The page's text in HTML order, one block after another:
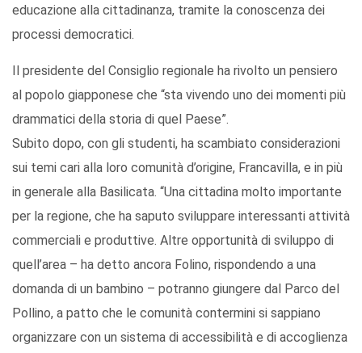
educazione alla cittadinanza, tramite la conoscenza dei
processi democratici.
Il presidente del Consiglio regionale ha rivolto un pensiero
al popolo giapponese che “sta vivendo uno dei momenti più
drammatici della storia di quel Paese”.
Subito dopo, con gli studenti, ha scambiato considerazioni
sui temi cari alla loro comunità d’origine, Francavilla, e in più
in generale alla Basilicata. “Una cittadina molto importante
per la regione, che ha saputo sviluppare interessanti attività
commerciali e produttive. Altre opportunità di sviluppo di
quell’area – ha detto ancora Folino, rispondendo a una
domanda di un bambino – potranno giungere dal Parco del
Pollino, a patto che le comunità contermini si sappiano
organizzare con un sistema di accessibilità e di accoglienza